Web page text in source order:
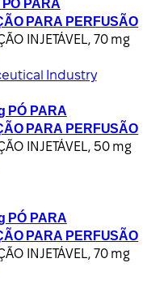
PARA
PARA PERFUSÃO
INJETÁVEL, 70 mg
Industry
PÓ PARA
PARA PERFUSÃO
INJETÁVEL, 50 mg
PÓ PARA
PARA PERFUSÃO
INJETÁVEL, 70 mg